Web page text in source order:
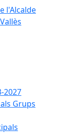
l'Alcalde
2027
Grups